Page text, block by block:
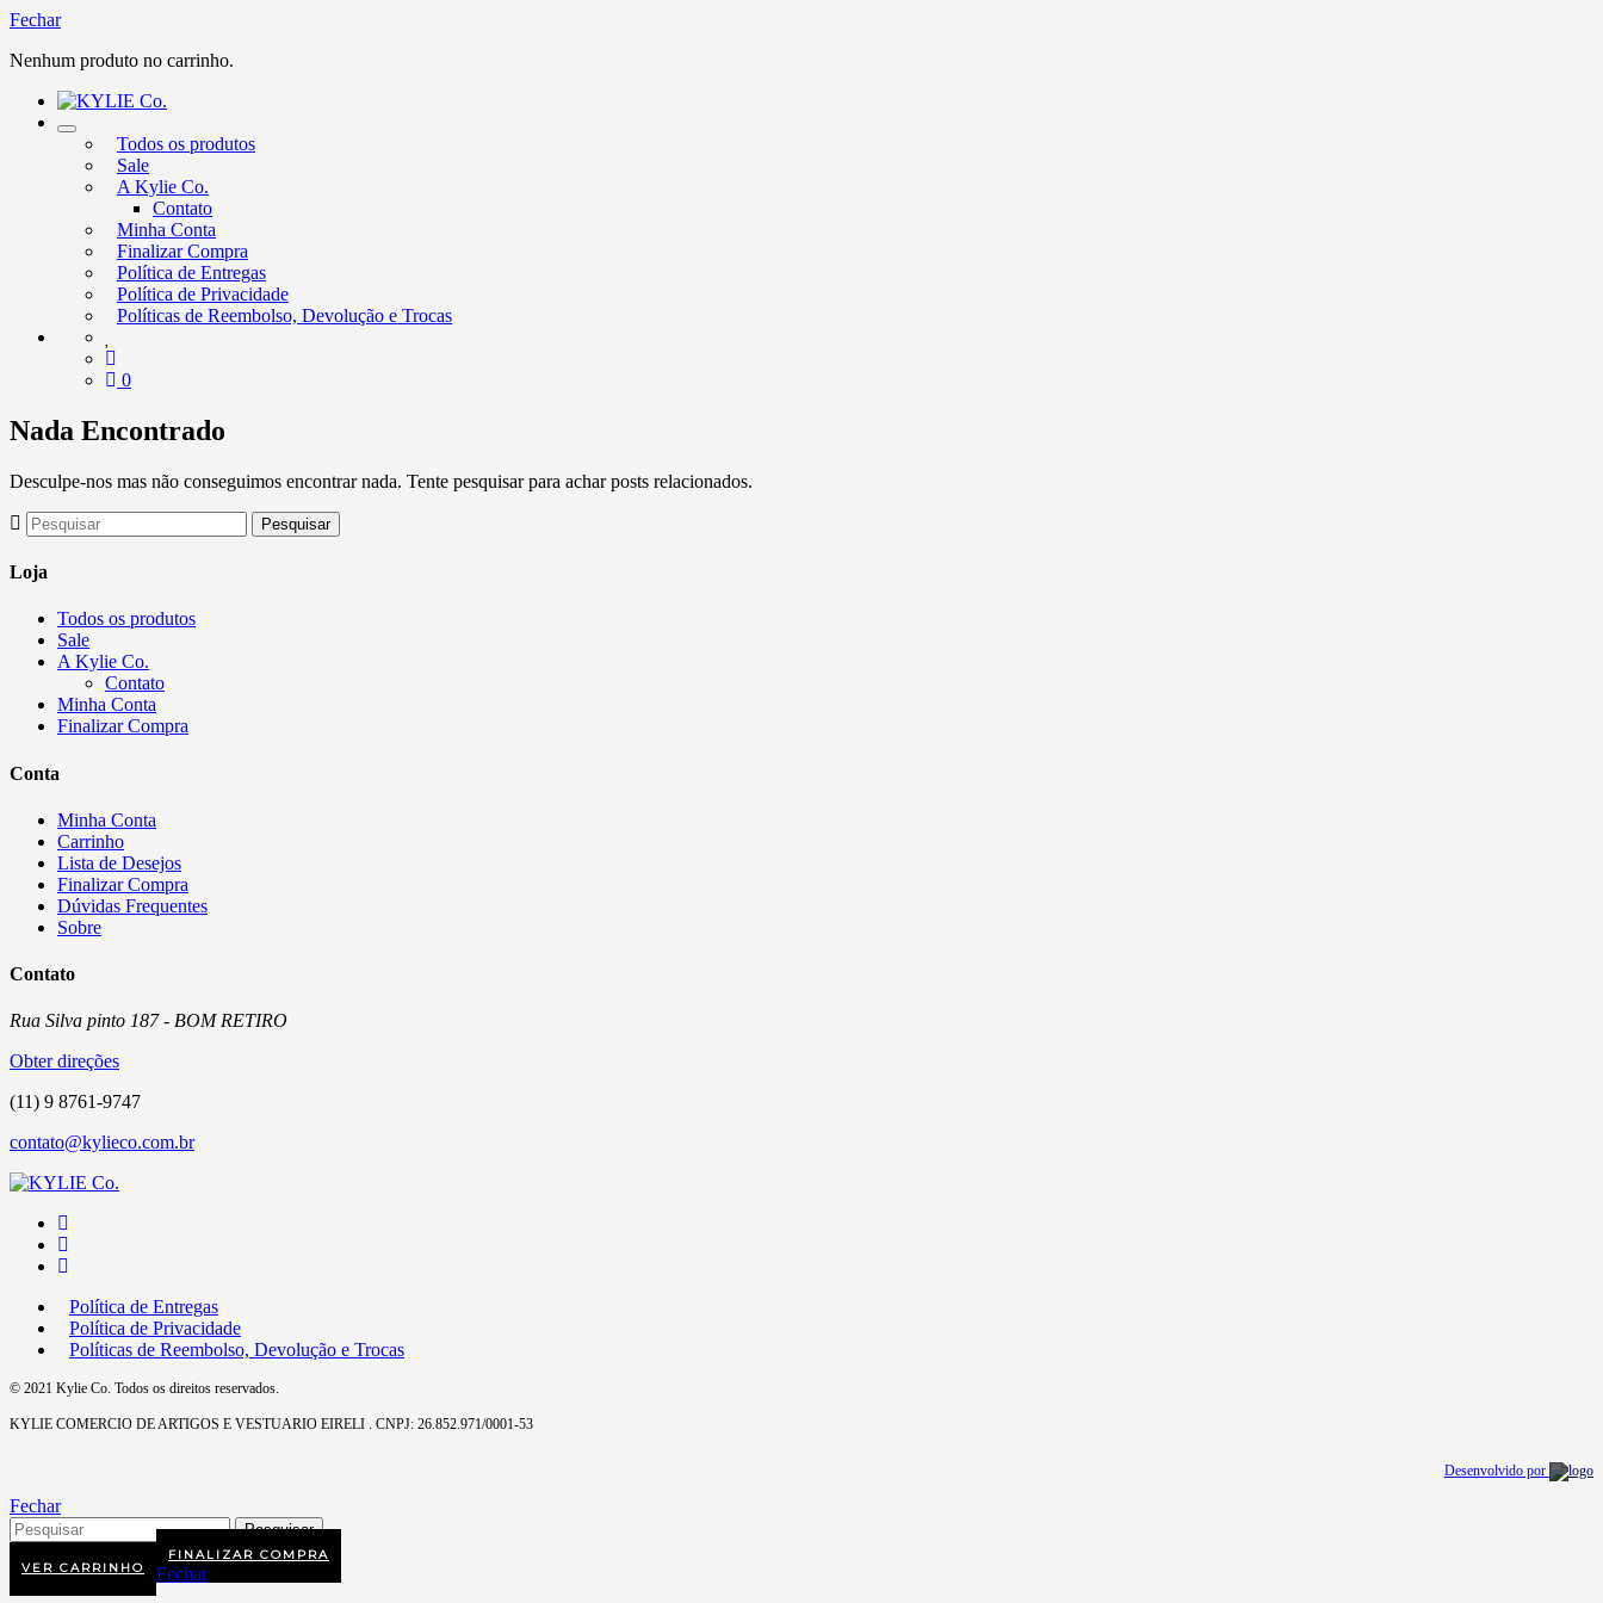
Fechar
Nenhum produto no carrinho.
Alternar
nevegação
Todos os produtos
Sale
A Kylie Co.
Contato
Minha Conta
Finalizar Compra
Política de Entregas
Política de Privacidade
Políticas de Reembolso, Devolução e Trocas
0
Nada Encontrado
Desculpe-nos mas não conseguimos encontrar nada. Tente pesquisar para achar posts relacionados.
Loja
Todos os produtos
Sale
A Kylie Co.
Contato
Minha Conta
Finalizar Compra
Conta
Minha Conta
Carrinho
Lista de Desejos
Finalizar Compra
Dúvidas Frequentes
Sobre
Contato
Rua Silva pinto 187 - BOM RETIRO
Obter direções
(11) 9 8761-9747
contato@kylieco.com.br
Política de Entregas
Política de Privacidade
Políticas de Reembolso, Devolução e Trocas
© 2021 Kylie Co. Todos os direitos reservados.
KYLIE COMERCIO DE ARTIGOS E VESTUARIO EIRELI . CNPJ: 26.852.971/0001-53
Desenvolvido por
Fechar
VER CARRINHO
FINALIZAR COMPRA
Fechar